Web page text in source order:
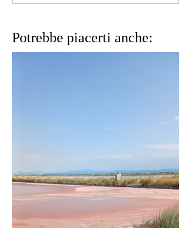
Potrebbe piacerti anche: